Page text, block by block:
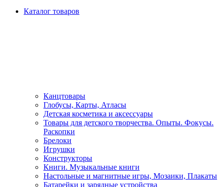
Каталог товаров
Канцтовары
Глобусы, Карты, Атласы
Детская косметика и аксессуары
Товары для детского творчества. Опыты. Фокусы.
Раскопки
Брелоки
Игрушки
Конструкторы
Книги. Музыкальные книги
Настольные и магнитные игры, Мозаики, Плакаты
Батарейки и зарядные устройства